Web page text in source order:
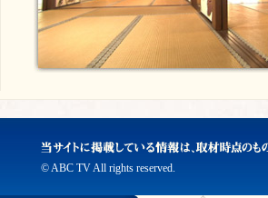
© ABC TV All rights reserved.